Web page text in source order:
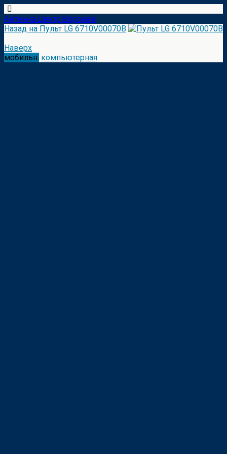
Антенна Центр Воронеж
Назад на Пульт LG 6710V00070B
Наверх
мобильн. компьютерная